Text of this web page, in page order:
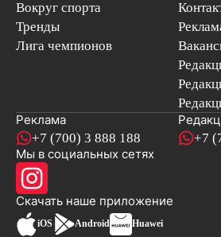
Вокруг спорта
Тренды
Лига чемпионов
Реклама
+7 (700) 3 888 188 +7
Мы в социальных сетях
Скачать наше приложениеновостей
iOS Android Huawei